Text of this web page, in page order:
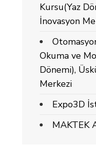
Kursu(Yaz
İnovasyon
Okuma ve
Dönemi),
Merkezi
Expo3D
MAKTEK